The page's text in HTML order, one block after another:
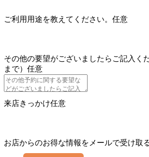
ご利用用途を教えてください。 任意
その他の要望がございましたらご記入く
まで） 任意
来店きっかけ任意
お店からのお得な情報をメールで受け取